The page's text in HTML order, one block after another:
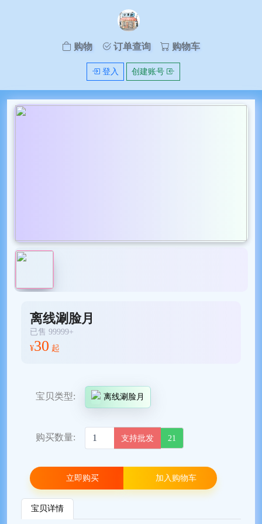
购物 订单查询 购物车
登入 创建账号
离线涮脸月
已售 99999+
¥30 起
宝贝类型: 离线涮脸月
购买数量: 支持批发 21
立即购买 加入购物车
宝贝详情